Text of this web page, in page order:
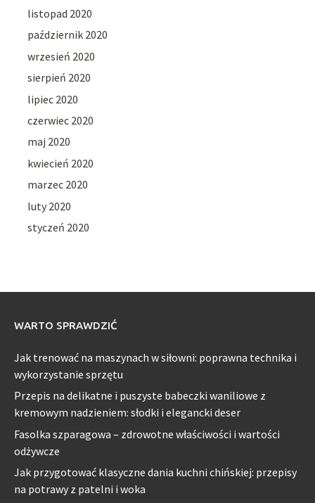
listopad 2020
październik 2020
wrzesień 2020
sierpień 2020
lipiec 2020
czerwiec 2020
maj 2020
kwiecień 2020
marzec 2020
luty 2020
styczeń 2020
WARTO SPRAWDZIĆ
Jak trenować na maszynach w siłowni: poprawna technika i
wykorzystanie sprzętu
Przepis na delikatne i puszyste babeczki waniliowe z
kremowym nadzieniem: słodki i elegancki deser
Fasolka szparagowa – zdrowotne właściwości i wartości
odżywcze
Jak przygotować klasyczne dania kuchni chińskiej: przepisy
na potrawy z patelni i woka